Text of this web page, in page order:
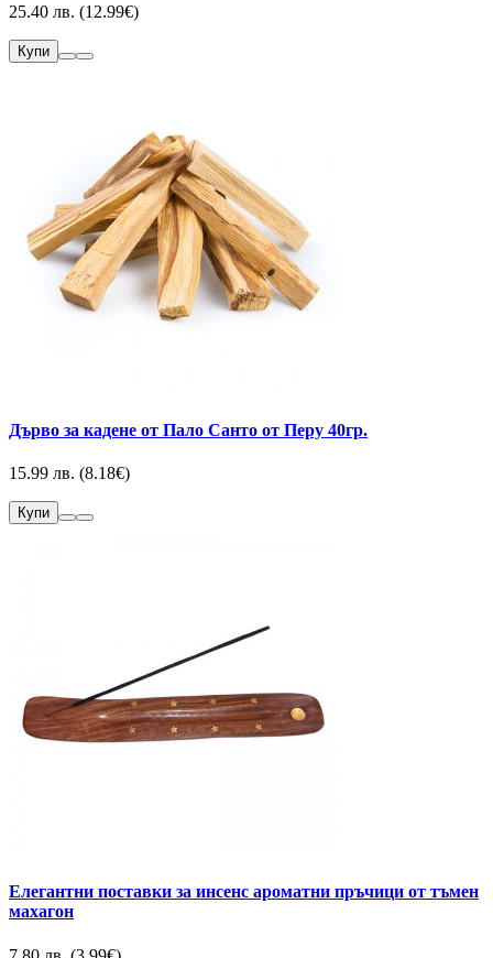
25.40 лв. (12.99€)
Купи
Дърво за кадене от Пало Санто от Перу 40гр.
15.99 лв. (8.18€)
Купи
Елегантни поставки за инсенс ароматни пръчици от тъмен
махагон